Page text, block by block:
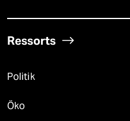
Ressorts
Politik
Öko